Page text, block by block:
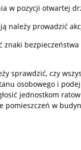
w pozycji otwartej
należy prowadzić
sprawdzić, czy
osobowego i
jednostkom
pomieszczeń w